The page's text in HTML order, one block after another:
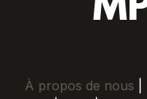
À propos de nous